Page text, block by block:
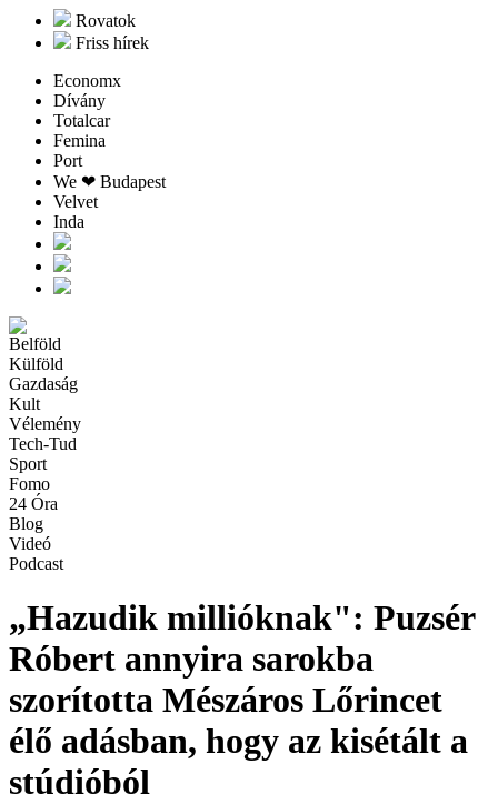
Rovatok
Friss hírek
Economx
Dívány
Totalcar
Femina
Port
We ❤︎ Budapest
Velvet
Inda
Belföld
Külföld
Gazdaság
Kult
Vélemény
Tech-Tud
Sport
Fomo
24 Óra
Blog
Videó
Podcast
„Hazudik millióknak": Puzsér
Róbert annyira sarokba
szorította Mészáros Lőrincet
élő adásban, hogy az kisétált a
stúdióból